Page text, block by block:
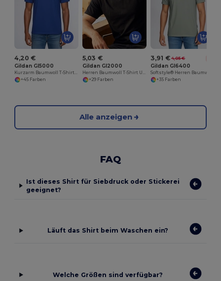
4,20 €
Gildan GI5000
+45 Farben
5,03 €
Gildan GI2000
+29 Farben
3,91 € 4,05 €
Gildan GI6400
+35 Farben
Alle anzeigen
FAQ
Ist dieses Shirt für Siebdruck oder Stickerei
geeignet?
Läuft das Shirt beim Waschen ein?
Welche Größen sind verfügbar?